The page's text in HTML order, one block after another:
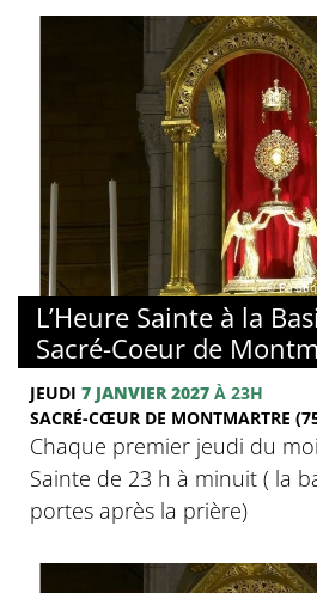
©
L’Heure Sainte à la
Sacré-Coeur de
JEUDI 7 JANVIER 2027 À 23H
SACRÉ-CŒUR DE MONTMARTRE
Chaque premier jeudi du
Sainte de 23 h à minuit ( la
portes après la prière)